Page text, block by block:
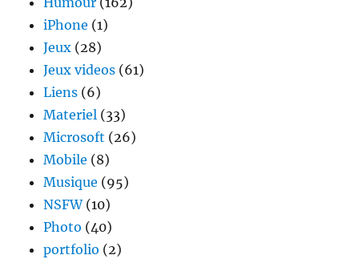
iPhone (1)
Jeux (28)
Jeux videos (61)
Liens (6)
Materiel (33)
Microsoft (26)
Mobile (8)
Musique (95)
NSFW(10)
Photo (40)
portfolio (2)